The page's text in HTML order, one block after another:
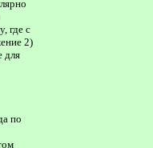
где с
2)
для
по